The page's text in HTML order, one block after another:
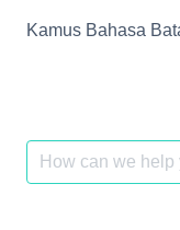
Kamus Bahasa
Search
for: